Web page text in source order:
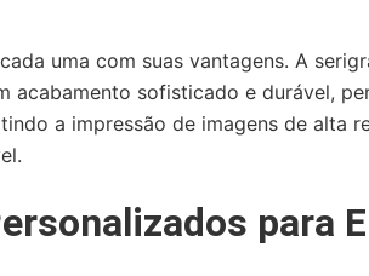
uma com suas vantagens. A
acabamento sofisticado e durável,
a impressão de imagens de alta
para